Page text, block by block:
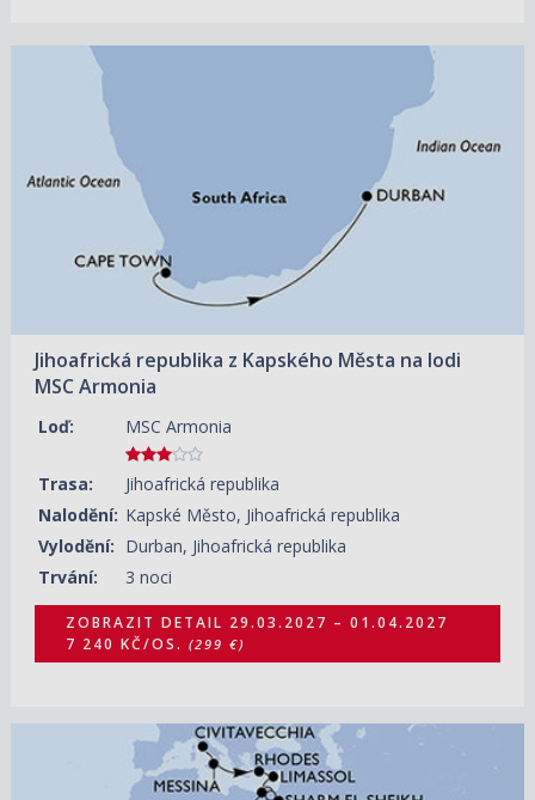
Jihoafrická republika z Kapského Města na lodi
MSC Armonia
Loď: MSC Armonia
Trasa:
Jihoafrická republika
Nalodění: Kapské Město, Jihoafrická republika
Vylodění: Durban, Jihoafrická republika
Trvání:
3 noci
ZOBRAZIT DETAIL
7 240 KČ/OS.
ZOBRAZIT DETAIL 29.03.2027 – 01.04.2027
7 240 KČ/OS. (299 €)
ZOBRAZIT DETAIL
18.10.2027 – 12.11.2027
46 440 KČ/OS.
(1 919 €)